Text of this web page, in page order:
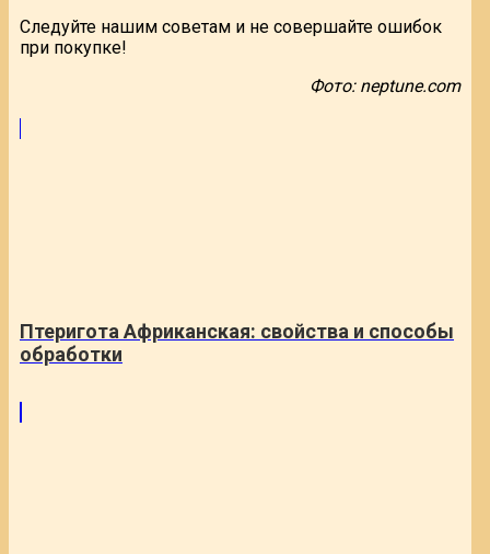
Следуйте нашим советам и не совершайте ошибок
при покупке!
Фото: neptune.com
Птеригота Африканская: свойства и способы
обработки